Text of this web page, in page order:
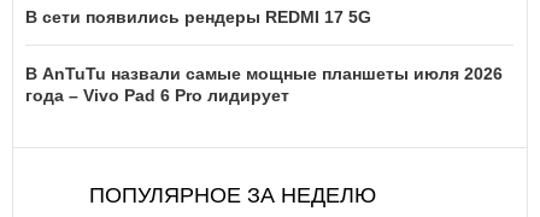
В сети появились рендеры REDMI 17 5G
В AnTuTu назвали самые мощные планшеты июля 2026
года – Vivo Pad 6 Pro лидирует
ПОПУЛЯРНОЕ ЗА НЕДЕЛЮ